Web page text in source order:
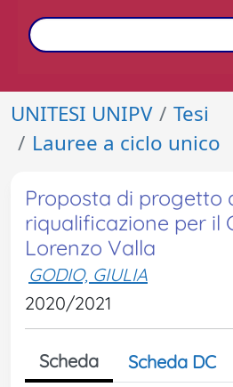
UNITESI UNIPV
Tesi
Lauree a ciclo unico
Proposta di progetto
riqualificazione per il
Lorenzo Valla
GODIO, GIULIA
2020/2021
Scheda Scheda DC